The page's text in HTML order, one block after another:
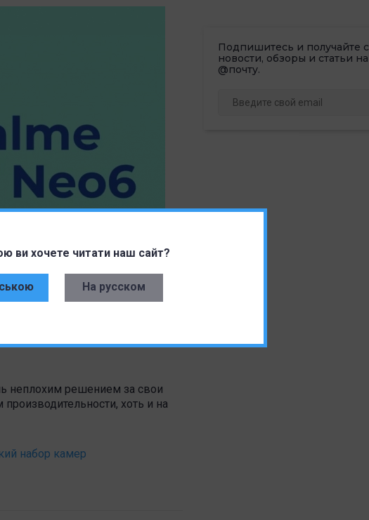
ви хочете читати наш сайт?
На русском
что это будет 150 Вт версия
и скорее всего
для пользователей не очень
неплохим решением за свои
хоть и на
набор камер
Подпишитесь и получайте
новости, обзоры и статьи
@почту.